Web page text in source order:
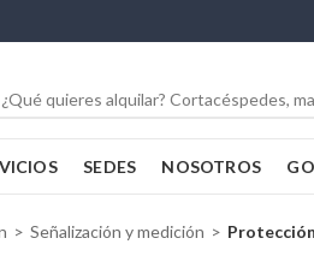
SEDES NOSOTROS
Señalización y medición